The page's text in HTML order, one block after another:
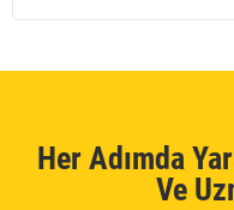
Her Adımda
Ve